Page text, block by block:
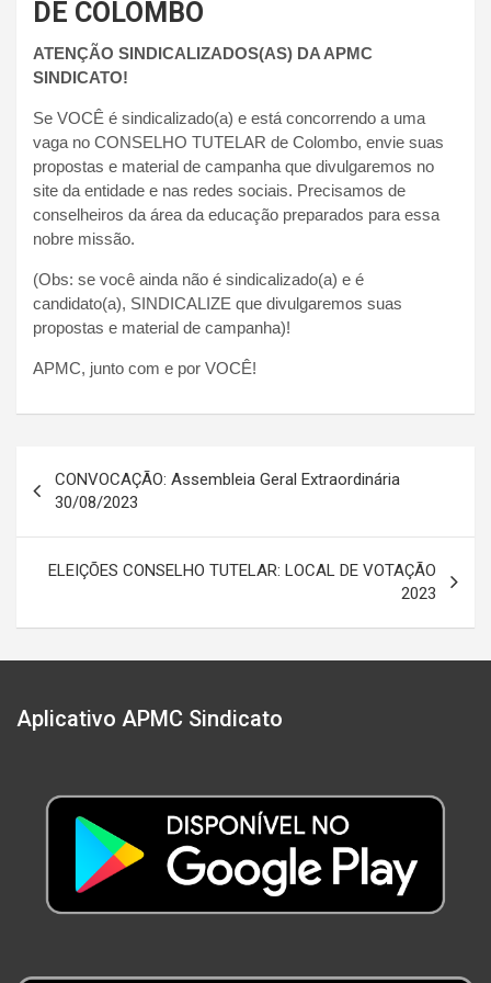
DE COLOMBO
ATENÇÃO SINDICALIZADOS(AS) DA APMC
SINDICATO!
Se VOCÊ é sindicalizado(a) e está concorrendo a uma
vaga no CONSELHO TUTELAR de Colombo, envie suas
propostas e material de campanha que divulgaremos no
site da entidade e nas redes sociais. Precisamos de
conselheiros da área da educação preparados para essa
nobre missão.
(Obs: se você ainda não é sindicalizado(a) e é
candidato(a), SINDICALIZE que divulgaremos suas
propostas e material de campanha)!
APMC, junto com e por VOCÊ!
Navegação
de
Post
CONVOCAÇÃO: Assembleia Geral Extraordinária
30/08/2023
ELEIÇÕES CONSELHO TUTELAR: LOCAL DE VOTAÇÃO
2023
Aplicativo APMC Sindicato